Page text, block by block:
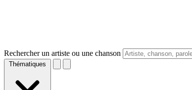
Rechercher un artiste ou une chanson
Thématiques